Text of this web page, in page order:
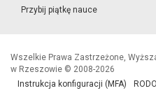
Przybij piątkę nauce
Wszelkie Prawa Zastrzeżone,
w Rzeszowie © 2008-2026
Instrukcja konfiguracji (MFA)
RODO